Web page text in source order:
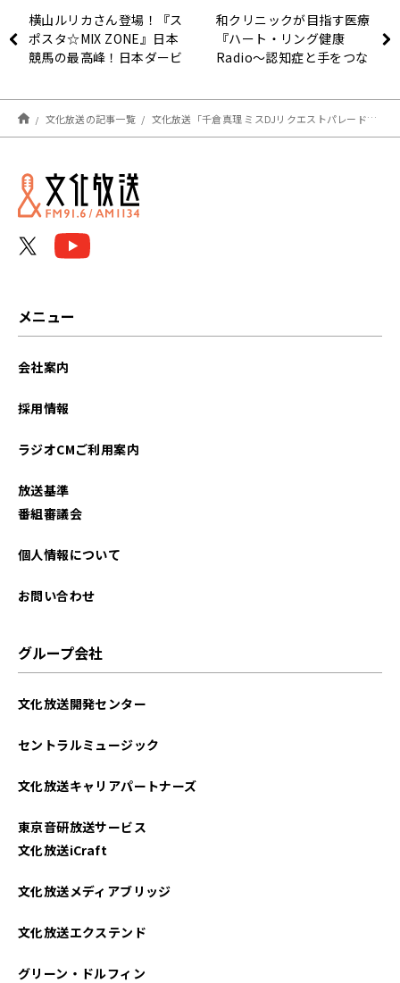
横山ルリカさん登場！『ス
ポスタ☆MIX ZONE』日本
競馬の最高峰！日本ダービ
和クリニックが目指す医療
『ハート・リング健康
Radio～認知症と手をつな
文化放送の記事一覧 文化放送「千倉真理 ミスDJリクエストパレード」5/30 オンエアリスト
メニュー
会社案内
採用情報
ラジオCMご利用案内
放送基準
番組審議会
個人情報について
お問い合わせ
グループ会社
文化放送開発センター
セントラルミュージック
文化放送キャリアパートナーズ
東京音研放送サービス
文化放送iCraft
文化放送メディアブリッジ
文化放送エクステンド
グリーン・ドルフィン